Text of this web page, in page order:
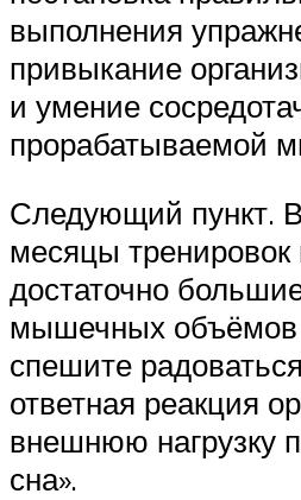
выполнения
привыкание
и умение
прорабатываемой
Следующий пункт.
месяцы
достаточно
мышечных
спешите
ответная реакция
внешнюю нагрузку
сна».